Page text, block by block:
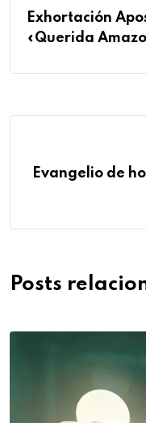
Exhortación
«Querida
Evangelio de
Posts